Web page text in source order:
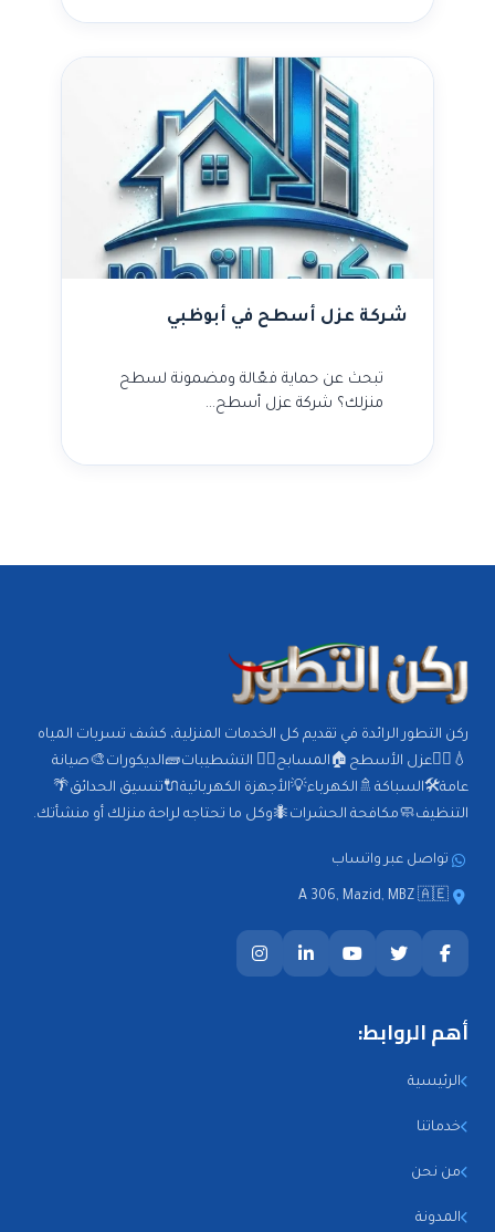
شركة عزل أسطح في أبوظبي
تبحث عن حماية فعّالة ومضمونة لسطح
منزلك؟ شركة عزل أسطح…
ركن التطور الرائدة في تقديم كل الخدمات المنزلية، كشف تسربات المياه
💧🕵️‍♂️عزل الأسطح🏠المسابح🏊‍♂️ التشطيبات🧱الديكورات🎨صيانة
عامة🛠️السباكة🚿الكهرباء💡الأجهزة الكهربائية🔌تنسيق الحدائق🌴
التنظيف🧼مكافحة الحشرات🐜وكل ما تحتاجه لراحة منزلك أو منشأتك.
تواصل عبر واتساب
A 306, Mazid, MBZ 🇦🇪
أهم الروابط:
الرئيسية
خدماتنا
من نحن
المدونة